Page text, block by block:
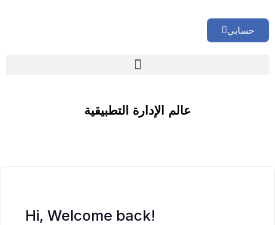
حسابي
عالم الإدارة التطبيقية
Hi, Welcome back!